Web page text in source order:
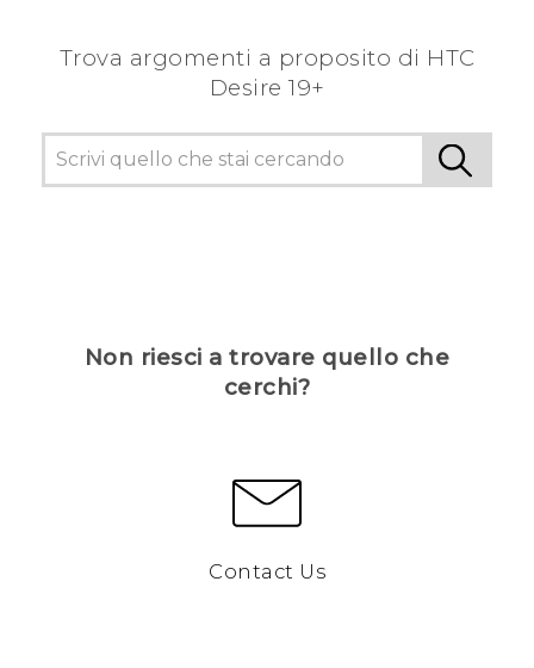
Trova argomenti a proposito di ‎HTC
Desire 19+‎
Non riesci a trovare quello che
cerchi?
Contact Us